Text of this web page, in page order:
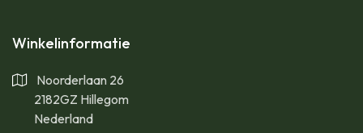
Winkelinformatie
Noorderlaan 26
2182GZ Hillegom
Nederland